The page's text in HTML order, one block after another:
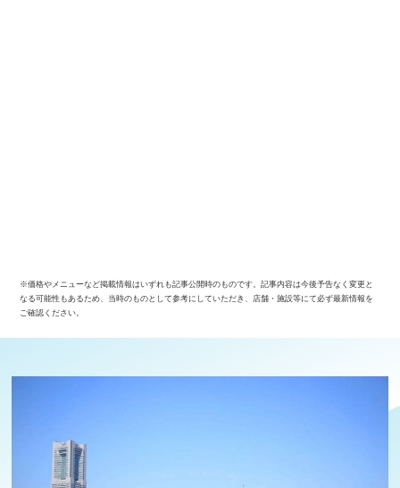
※価格やメニューなど掲載情報はいずれも記事公開時のものです。記事内容は今後予告なく変更と
なる可能性もあるため、当時のものとして参考にしていただき、店舗・施設等にて必ず最新情報を
ご確認ください。